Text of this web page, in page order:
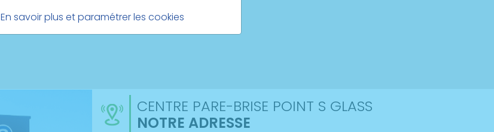
CENTRE PARE-BRISE POINT S GLASS
NOTRE ADRESSE
En savoir plus et paramétrer les cookies